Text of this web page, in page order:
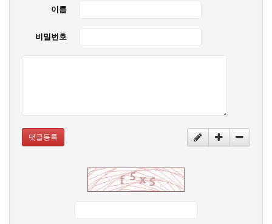
이름
비밀번호
댓글등록